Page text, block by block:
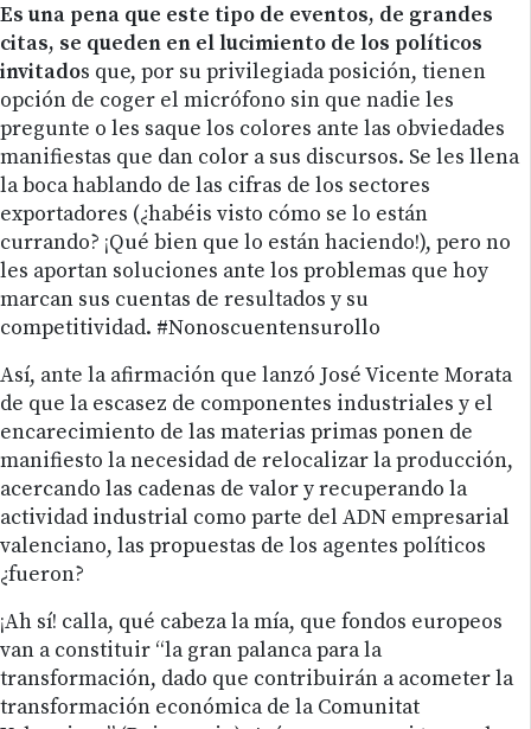
Es una pena que este tipo de eventos, de grandes
citas, se queden en el lucimiento de los políticos
invitados que, por su privilegiada posición, tienen
opción de coger el micrófono sin que nadie les
pregunte o les saque los colores ante las obviedades
manifiestas que dan color a sus discursos. Se les llena
la boca hablando de las cifras de los sectores
exportadores (¿habéis visto cómo se lo están
currando? ¡Qué bien que lo están haciendo!), pero no
les aportan soluciones ante los problemas que hoy
marcan sus cuentas de resultados y su
competitividad. #Nonoscuentensurollo
Así, ante la afirmación que lanzó José Vicente Morata
de que la escasez de componentes industriales y el
encarecimiento de las materias primas ponen de
manifiesto la necesidad de relocalizar la producción,
acercando las cadenas de valor y recuperando la
actividad industrial como parte del ADN empresarial
valenciano, las propuestas de los agentes políticos
¿fueron?
¡Ah sí! calla, qué cabeza la mía, que fondos europeos
van a constituir “la gran palanca para la
transformación, dado que contribuirán a acometer la
transformación económica de la Comunitat